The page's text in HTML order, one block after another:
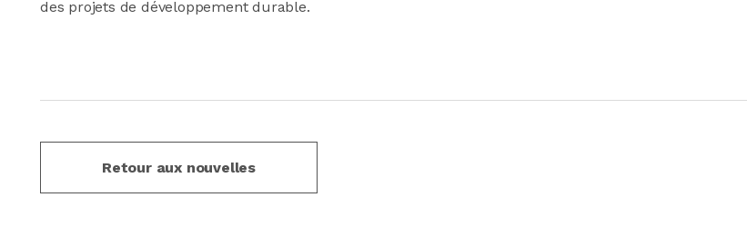
des projets de développement durable.
Retour aux nouvelles